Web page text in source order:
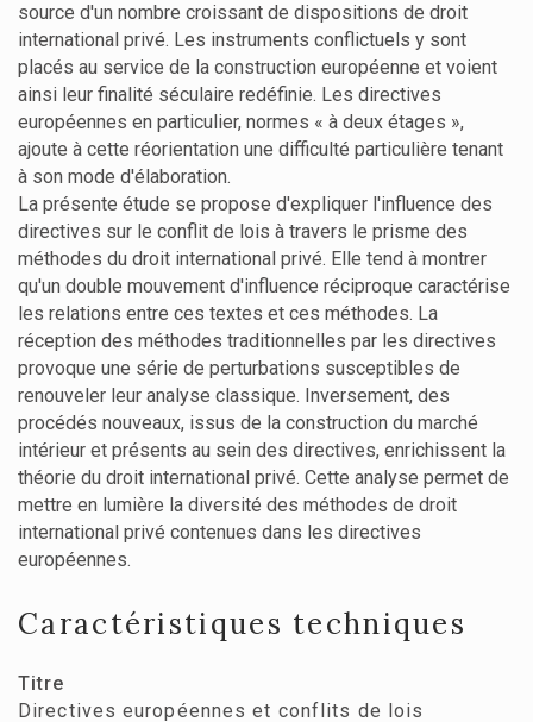
source d'un nombre croissant de dispositions de droit
international privé. Les instruments conflictuels y sont
placés au service de la construction européenne et voient
ainsi leur finalité séculaire redéfinie. Les directives
européennes en particulier, normes « à deux étages »,
ajoute à cette réorientation une difficulté particulière tenant
à son mode d'élaboration.
La présente étude se propose d'expliquer l'influence des
directives sur le conflit de lois à travers le prisme des
méthodes du droit international privé. Elle tend à montrer
qu'un double mouvement d'influence réciproque caractérise
les relations entre ces textes et ces méthodes. La
réception des méthodes traditionnelles par les directives
provoque une série de perturbations susceptibles de
renouveler leur analyse classique. Inversement, des
procédés nouveaux, issus de la construction du marché
intérieur et présents au sein des directives, enrichissent la
théorie du droit international privé. Cette analyse permet de
mettre en lumière la diversité des méthodes de droit
international privé contenues dans les directives
européennes.
Caractéristiques techniques
Titre
Directives européennes et conflits de lois